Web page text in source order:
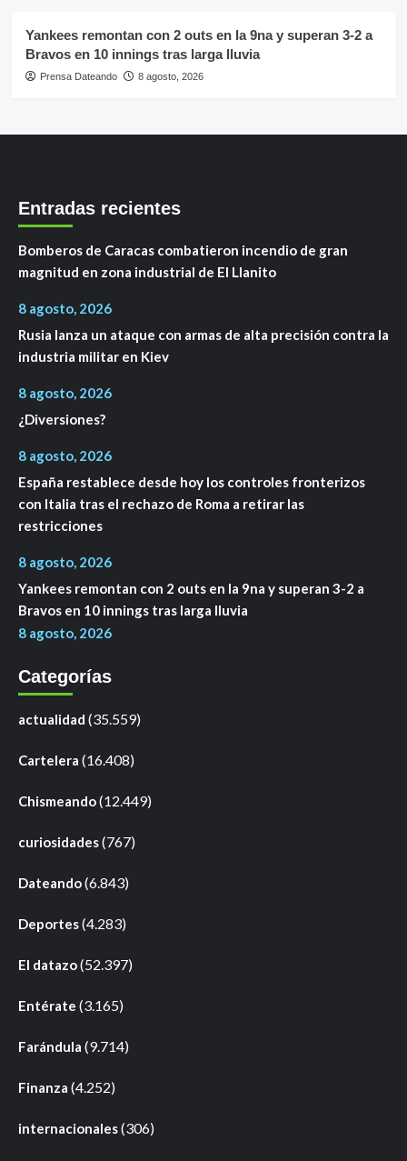
Yankees remontan con 2 outs en la 9na y superan 3-2 a
Bravos en 10 innings tras larga lluvia
Prensa Dateando 8 agosto, 2026
Entradas recientes
Bomberos de Caracas combatieron incendio de gran
magnitud en zona industrial de El Llanito
8 agosto, 2026
Rusia lanza un ataque con armas de alta precisión contra la
industria militar en Kiev
8 agosto, 2026
¿Diversiones?
8 agosto, 2026
España restablece desde hoy los controles fronterizos
con Italia tras el rechazo de Roma a retirar las
restricciones
8 agosto, 2026
Yankees remontan con 2 outs en la 9na y superan 3-2 a
Bravos en 10 innings tras larga lluvia
8 agosto, 2026
Categorías
actualidad (35.559)
Cartelera (16.408)
Chismeando(12.449)
curiosidades(767)
Dateando(6.843)
Deportes(4.283)
El datazo(52.397)
Entérate (3.165)
Farándula (9.714)
Finanza (4.252)
internacionales(306)